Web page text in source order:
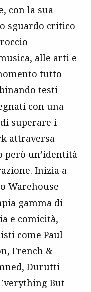
con la sua
sguardo critico
alle arti e
tutto
testi
con una
superare i
attraversa
un’identità
Inizia a
Warehouse
gamma di
e comicità,
come Paul
French &
, Durutti
But